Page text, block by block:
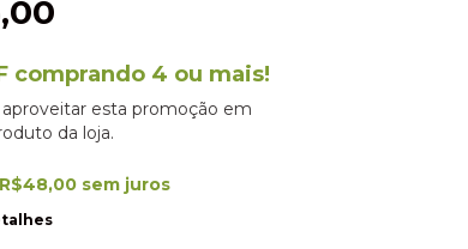
comprando 4 ou mais!
esta promoção em
da loja.
R$48,00 sem juros